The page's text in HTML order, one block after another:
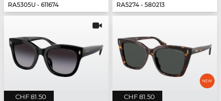
RA5305U - 611674
RA5274 - 580213
CHF 81.50 CHF 81.50